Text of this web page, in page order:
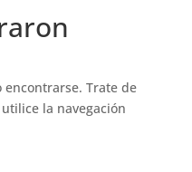
encontrarse. Trate de
la navegación